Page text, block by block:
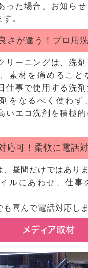
った場合、お知ら
。
さが違う！プロ用
リーニングは、洗
素材を痛めること
仕事で使用する洗
をなるべく使わず
いエコ洗剤を積極的
可！柔軟に電話対
昼間だけではありま
ルにあわせ、仕事
も喜んで電話対応しま
メディア取材